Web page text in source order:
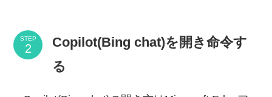
STEP
Copilot(Bing chat)を開き命令す
る